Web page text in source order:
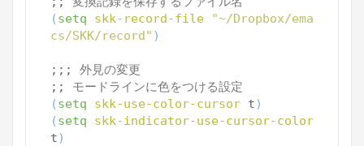
(setq skk-record-file
"~/Dropbox/ema
cs/SKK/record" )
;;; 外見の変更
;; モードラインに色をつける設定
(setq skk-use-color-cursor t)
(setq
skk-indicator-use-cursor-color
t)